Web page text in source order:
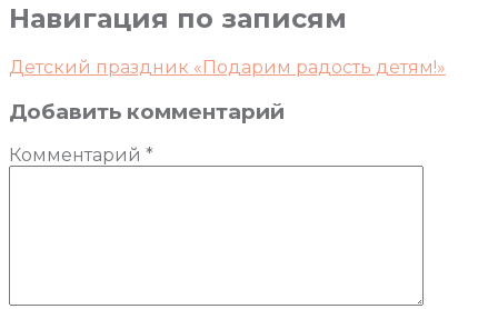
Навигация по записям
Детский праздник «Подарим радость детям!»
Добавить комментарий
Комментарий *